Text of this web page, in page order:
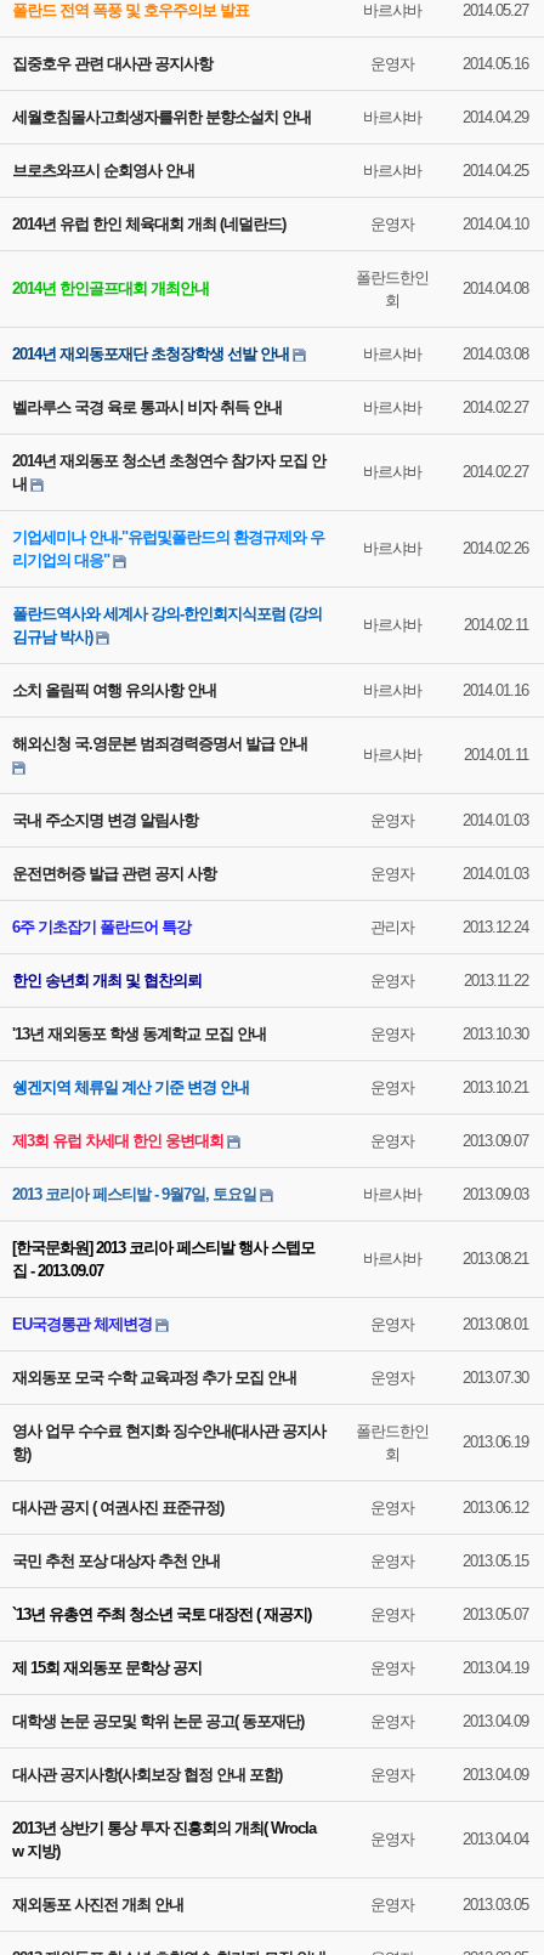
폴란드 전역 폭풍 및 호우주의보 발표 바르샤바 2014.05.27
집중호우 관련 대사관 공지사항 운영자 2014.05.16
세월호침몰사고희생자를위한 분향소설치 안내 바르샤바 2014.04.29
브로츠와프시 순회영사 안내 바르샤바 2014.04.25
2014년 유럽 한인 체육대회 개최 (네덜란드) 운영자 2014.04.10
2014년 한인골프대회 개최안내
폴란드한인
회
2014.04.08
2014년 재외동포재단 초청장학생 선발 안내 바르샤바 2014.03.08
벨라루스 국경 육로 통과시 비자 취득 안내 바르샤바 2014.02.27
2014년 재외동포 청소년 초청연수 참가자 모집 안
내
바르샤바 2014.02.27
기업세미나 안내-"유럽및폴란드의 환경규제와 우
리기업의 대응"
바르샤바 2014.02.26
폴란드역사와 세계사 강의-한인회지식포럼 (강의
김규남 박사)
바르샤바 2014.02.11
소치 올림픽 여행 유의사항 안내 바르샤바 2014.01.16
해외신청 국.영문본 범죄경력증명서 발급 안내
바르샤바 2014.01.11
국내 주소지명 변경 알림사항 운영자 2014.01.03
운전면허증 발급 관련 공지 사항 운영자 2014.01.03
6주 기초잡기 폴란드어 특강 관리자 2013.12.24
한인 송년회 개최 및 협찬의뢰 운영자 2013.11.22
'13년 재외동포 학생 동계학교 모집 안내 운영자 2013.10.30
쉥겐지역 체류일 계산 기준 변경 안내 운영자 2013.10.21
제3회 유럽 차세대 한인 웅변대회 운영자 2013.09.07
2013 코리아 페스티발 - 9월7일, 토요일 바르샤바 2013.09.03
[한국문화원] 2013 코리아 페스티발 행사 스텝모
집 - 2013.09.07
바르샤바 2013.08.21
EU국경통관 체제변경 운영자 2013.08.01
재외동포 모국 수학 교육과정 추가 모집 안내 운영자 2013.07.30
영사 업무 수수료 현지화 징수안내(대사관 공지사
항)
폴란드한인
회
2013.06.19
대사관 공지 ( 여권사진 표준규정) 운영자 2013.06.12
국민 추천 포상 대상자 추천 안내 운영자 2013.05.15
`13년 유총연 주최 청소년 국토 대장전 ( 재공지) 운영자 2013.05.07
제 15회 재외동포 문학상 공지 운영자 2013.04.19
대학생 논문 공모및 학위 논문 공고( 동포재단) 운영자 2013.04.09
대사관 공지사항(사회보장 협정 안내 포함) 운영자 2013.04.09
2013년 상반기 통상 투자 진흥회의 개최( Wrocla
w 지방)
운영자 2013.04.04
재외동포 사진전 개최 안내 운영자 2013.03.05